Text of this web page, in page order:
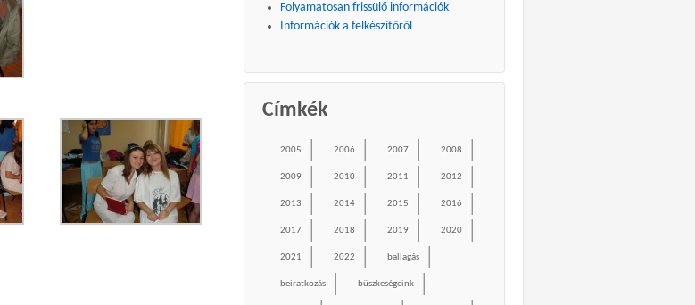
Folyamatosan frissülő információk
Információk a felkészítőről
Címkék
2005 2006 2007 2008
2009 2010 2011 2012
2013 2014 2015 2016
2017 2018 2019 2020
2021 2022 ballagás
beiratkozás büszkeségeink